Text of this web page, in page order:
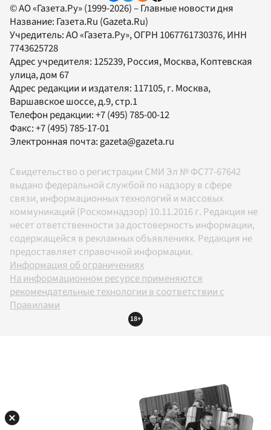
© АО «Газета.Ру» (1999-2026) – Главные новости дня
Название: Газета.Ru (Gazeta.Ru)
Учредитель:АО «Газета.Ру», ОГРН 1067761730376, ИНН
7743625728
Адрес учредителя: 125239, Россия, Москва, Коптевская
улица, дом 67
Адрес редакции и издателя: 117105, г. Москва,
Варшавское шоссе, д.9, стр.1
Телефон редакции:+7 (495) 785-00-12
Факс:+7 (495) 785-17-01
Электронная почта: gazeta@gazeta.ru
Свидетельство о регистрации СМИ Эл № ФС77-67642
выдано федеральной службой по надзору в сфере
связи, информационных технологий и массовых
коммуникаций (Роскомнадзор) 10.11.2016 г. Редакция не
несет ответственности за достоверность информации,
содержащейся в рекламных объявлениях. Редакция не
предоставляет справочной информации.
Информация об ограничениях
На информационном ресурсе применяются
рекомендательные технологии в соответствии с
Правилами
18+